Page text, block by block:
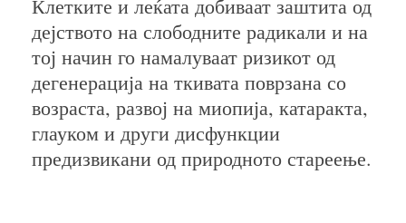
Клетките и леќата добиваат заштита од
дејството на слободните радикали и на
тој начин го намалуваат ризикот од
дегенерација на ткивата поврзана со
возраста, развој на миопија, катаракта,
глауком и други дисфункции
предизвикани од природното стареење.